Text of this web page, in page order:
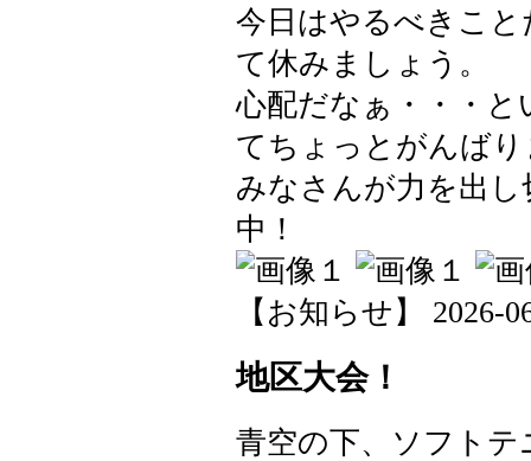
今日はやるべきこ
て休みましょう。
心配だなぁ・・・と
てちょっとがんば
みなさんが力を出
中！
【お知らせ】 2026-
地区大会！
青空の下、ソフト